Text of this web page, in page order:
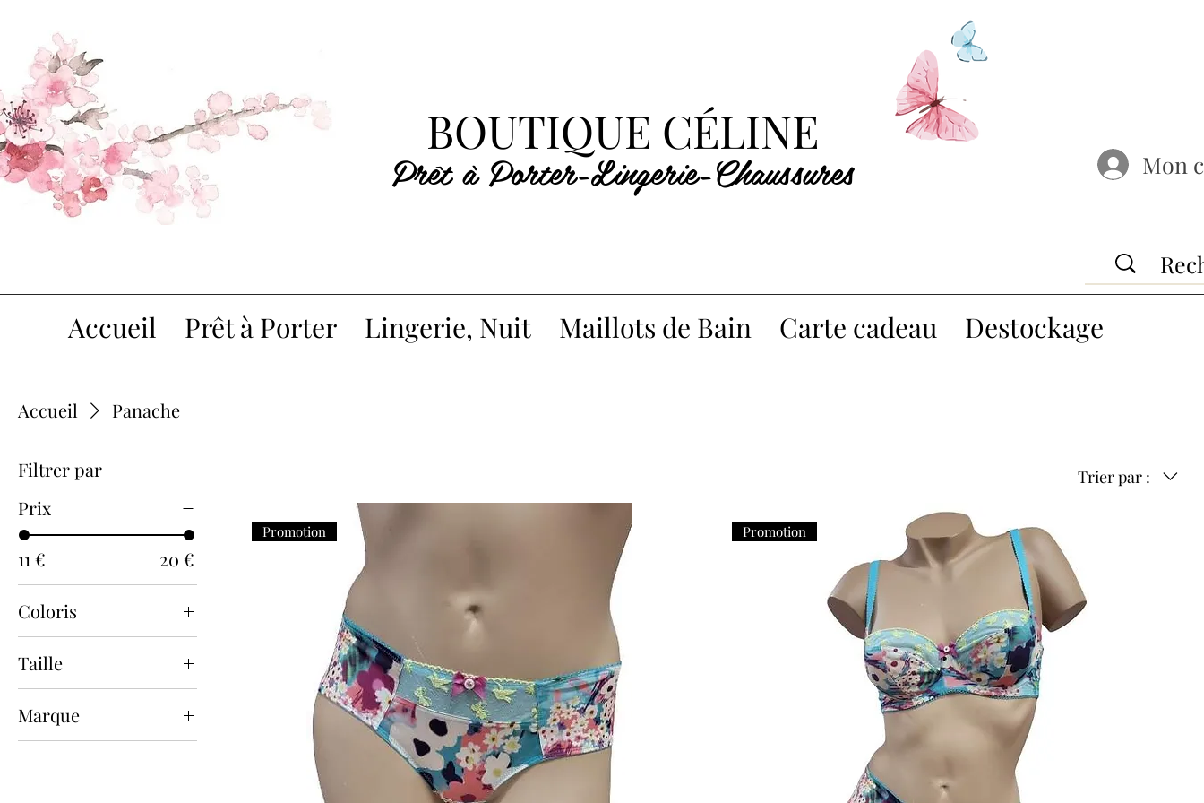
BOUTIQUE CÉLINE
Prêt à Porter-Lingerie-Chaussures Mon
Accueil Prêt à Porter Lingerie, Nuit Maillots de Bain Carte cadeau Destockage
Accueil Panache
Filtrer par
Prix
11 € 20 €
Coloris
Taille
38
Marque
Trier par :
Promotion Promotion